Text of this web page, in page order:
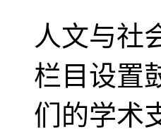
人文与社
栏目设置
们的学术